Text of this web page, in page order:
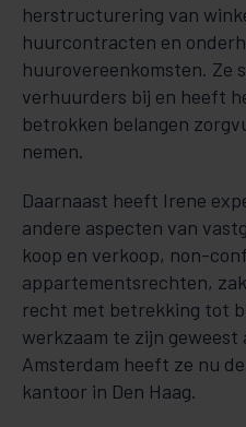
herstructurering van
huurcontracten en
huurovereenkomsten. Ze
verhuurders bij en heeft
betrokken belangen
nemen.
Daarnaast heeft Irene
andere aspecten van
koop en verkoop, non-
appartementsrechten,
recht met betrekking tot
werkzaam te zijn geweest
Amsterdam heeft ze nu
kantoor in Den Haag.